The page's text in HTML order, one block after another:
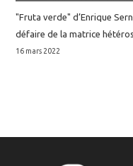
"Fruta verde" d’Enrique
défaire de la matrice
16 mars 2022